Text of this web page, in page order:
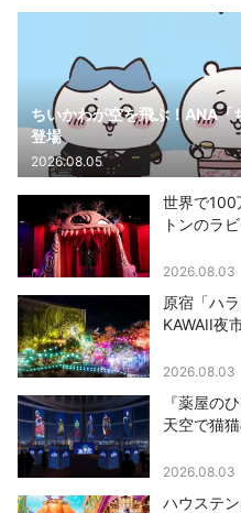
ちいかわが空を飛ぶ！ANA「
登場
2026.08.05
世界で100
トンのラ
2026.08.03
原宿「ハ
KAWAII夜
2026.08.03
『薬屋の
天空で猫
2026.08.03
ハウステ